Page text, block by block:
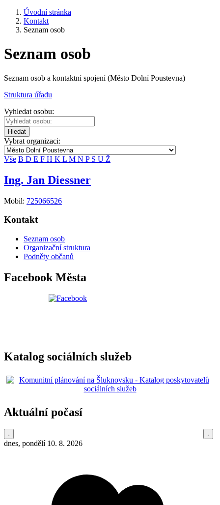
Úvodní stránka
Kontakt
Seznam osob
Seznam osob
Seznam osob a kontaktní spojení (Město Dolní Poustevna)
Struktura úřadu
Vyhledat osobu:
Hledat
Vybrat organizaci:
Vše B D E F H K L M N P S U Ž
Ing. Jan Diessner
Mobil: 725066526
Kontakt
Seznam osob
Organizační struktura
Podněty občanů
Facebook Města
Katalog sociálních služeb
Aktuální počasí
dnes, pondělí 10. 8. 2026